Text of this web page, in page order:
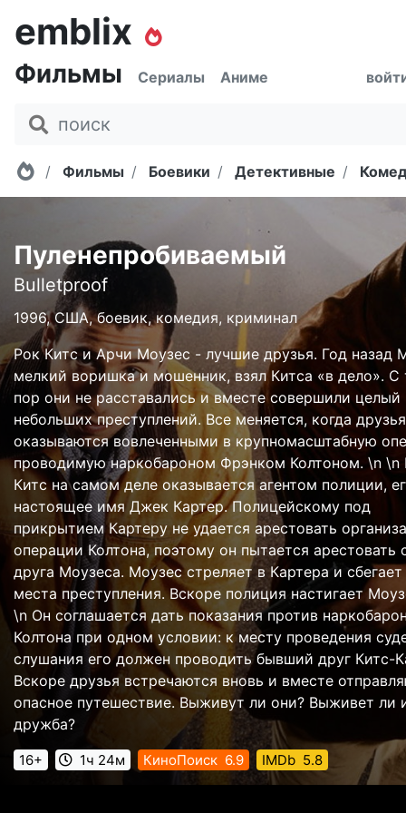
emblix
Фильмы Сериалы Аниме
Главная
Фильмы Боевики Детективные
Пуленепробиваемый
Bulletproof
1996, США, боевик, комедия, криминал
Рок Китс и Арчи Моузес - лучшие друзья. Год назад
мелкий воришка и мошенник, взял Китса «в дело». С
пор они не расставались и вместе совершили целый
небольших преступлений. Все меняется, когда друзья
оказываются вовлеченными в крупномасштабную
проводимую наркобароном Фрэнком Колтоном. \n \n
Китс на самом деле оказывается агентом полиции,
настоящее имя Джек Картер. Полицейскому под
прикрытием Картеру не удается арестовать
операции Колтона, поэтому он пытается арестовать
друга Моузеса. Моузес стреляет в Картера и сбегает
места преступления. Вскоре полиция настигает
\n Он соглашается дать показания против
Колтона при одном условии: к месту проведения
слушания его должен проводить бывший друг Китс-
Вскоре друзья встречаются вновь и вместе
опасное путешествие. Выживут ли они? Выживет ли
дружба?
16+ 1ч 24м КиноПоиск 6.9 IMDb 5.8